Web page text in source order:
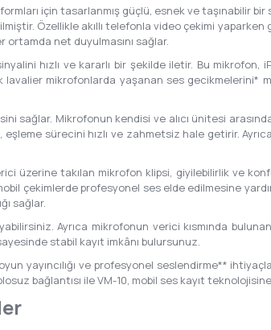
için tasarlanmış güçlü, esnek ve taşınabilir bir
Özellikle akıllı telefonla video çekimi
net duyulmasını sağlar.
hızlı ve kararlı bir şekilde iletir. Bu mikrofon,
mikrofonlarda yaşanan ses gecikmelerini*
sağlar. Mikrofonun kendisi ve alıcı ünitesi
sürecini hızlı ve zahmetsiz hale getirir.
üzerine takılan mikrofon klipsi, giyilebilirlik ve
çekimlerde profesyonel ses elde edilmesine
sağlar.
Ayrıca mikrofonun verici kısmında
stabil kayıt imkânı bulursunuz.
yayıncılığı ve profesyonel seslendirme**
bağlantısı ile VM-10, mobil ses kayıt